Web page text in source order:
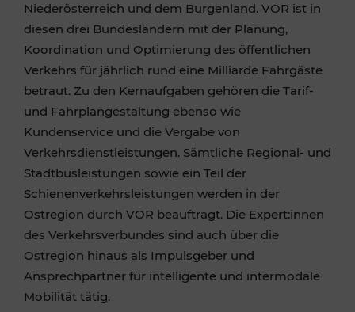
Niederösterreich und dem Burgenland. VOR ist in
diesen drei Bundesländern mit der Planung,
Koordination und Optimierung des öffentlichen
Verkehrs für jährlich rund eine Milliarde Fahrgäste
betraut. Zu den Kernaufgaben gehören die Tarif-
und Fahrplangestaltung ebenso wie
Kundenservice und die Vergabe von
Verkehrsdienstleistungen. Sämtliche Regional- und
Stadtbusleistungen sowie ein Teil der
Schienenverkehrsleistungen werden in der
Ostregion durch VOR beauftragt. Die Expert:innen
des Verkehrsverbundes sind auch über die
Ostregion hinaus als Impulsgeber und
Ansprechpartner für intelligente und intermodale
Mobilität tätig.